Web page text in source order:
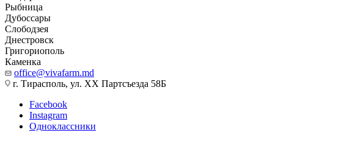
Рыбница
Дубоссары
Слободзея
Днестровск
Григориополь
Каменка
office@vivafarm.md
г. Тирасполь, ул. ХХ Партсъезда 58Б
Facebook
Instagram
Одноклассники